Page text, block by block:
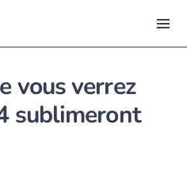
vous verrez
sublimeront